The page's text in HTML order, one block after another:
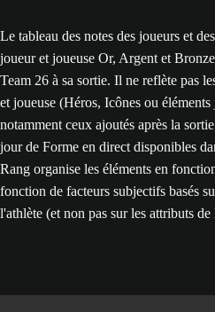
Le tableau des notes des joueurs et
joueur et joueuse Or, Argent et
Team 26 à sa sortie. Il ne reflète pas
et joueuse (Héros, Icônes ou
notamment ceux ajoutés après la
jour de Forme en direct disponibles
Rang organise les éléments en
fonction de facteurs subjectifs basés
l'athlète (et non pas sur les attributs de